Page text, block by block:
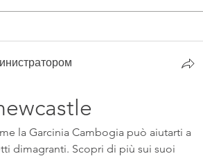
la Garcinia Cambogia può aiutarti a
dimagranti. Scopri di più sui suoi